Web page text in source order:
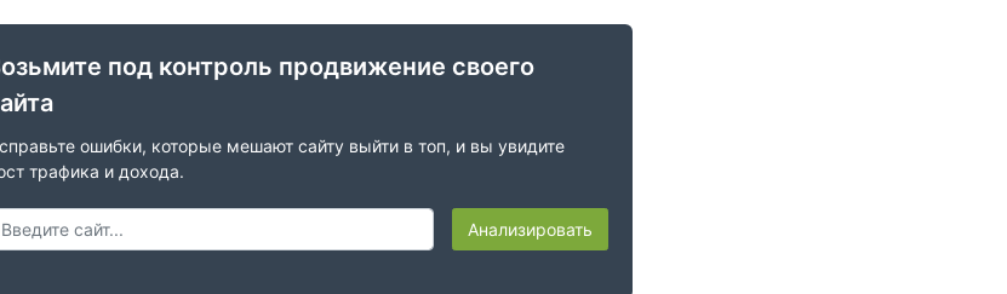
под контроль продвижение своего
ошибки, которые мешают сайту выйти в топ, и вы увидите
трафика и дохода.
Анализировать